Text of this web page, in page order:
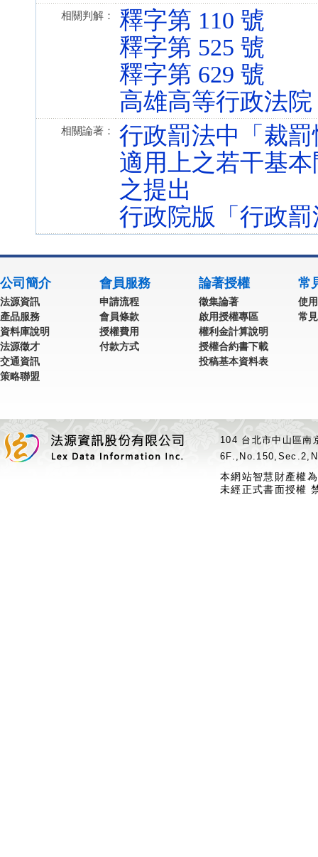
相關判解：
釋字第 110 號
釋字第 525 號
釋字第 629 號
高雄高等行政法
相關論著：
行政罰法中「裁
適用上之若干基
之提出
行政院版「行政
公司簡介
法源資訊
產品服務
資料庫說明
法源徵才
交通資訊
策略聯盟
會員服務
申請流程
會員條款
授權費用
付款方式
論著授權
徵集論著
啟用授權專區
權利金計算說明
授權合約書下載
投稿基本資料表
常
使
常
104 台北市中山區
本網站智慧財產權
未經正式書面授權